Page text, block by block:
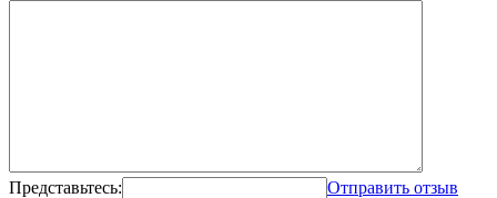
Представьтесь: Отправить отзыв